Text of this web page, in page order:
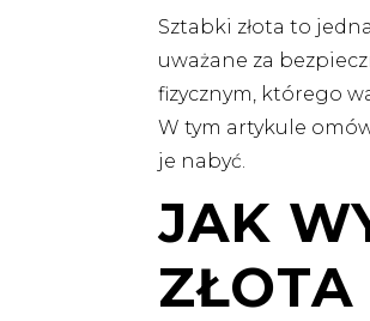
Sztabki złota to
uważane za
fizycznym, którego
W tym artykule
je nabyć.
JAK
ZŁOTA